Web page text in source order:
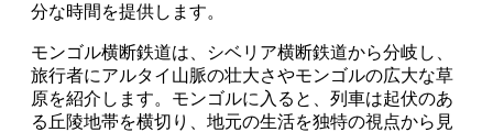
分な時間を提供します。
モンゴル横断鉄道は、シベリア横断鉄道から分岐し、
旅行者にアルタイ山脈の壮大さやモンゴルの広大な草
原を紹介します。モンゴルに入ると、列車は起伏のあ
る丘陵地帯を横切り、地元の生活を独特の視点から見